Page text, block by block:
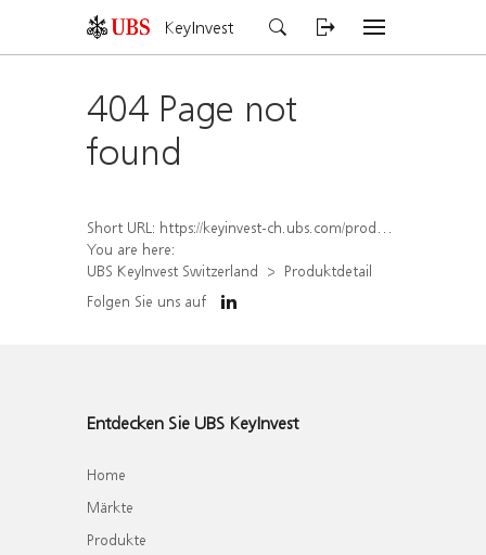
KeyInvest
404 Page not
found
Short URL: https://keyinvest-ch.ubs.com/produkt/detail/index/isin/CH1558303124
You are here:
UBS KeyInvest Switzerland
Produktdetail
Folgen Sie uns auf
Entdecken Sie UBS KeyInvest
Home
Märkte
Produkte